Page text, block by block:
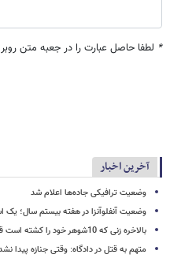
* لطفا حاصل عبارت را در جعبه متن
آخرین اخبار
وضعیت ترافیکی جاده‌ها اعلام شد
وضعیت آنفلوآنزا در هفته بیستم سال؛ یک
بالاخره زنی که 10شوهر خود را کشته است قصاص می شود؟چرا او چنین جنایتهایی کرد؟
متهم به قتل در دادگاه: وقتی جنازه پیدا